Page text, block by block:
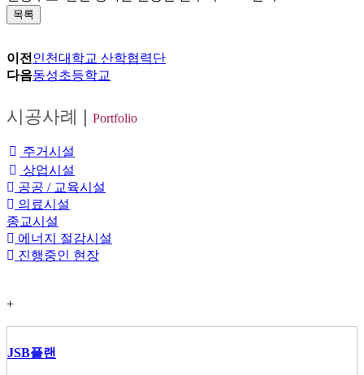
목록
이전 인천대학교 산학협력단
다음동성초등학교
시공사례 | Portfolio
주거시설
상업시설
공공 / 교육시설
의료시설
종교시설
에너지 절감시설
진행중인 현장
+
JSB플랜